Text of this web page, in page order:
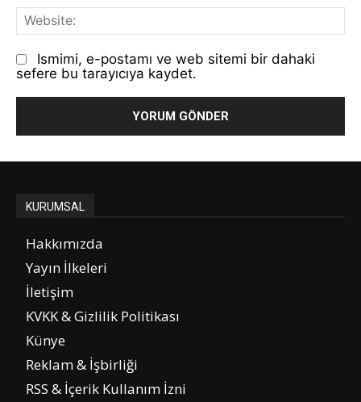
Ismimi, e-postamı ve web sitemi bir dahaki
sefere bu tarayıcıya kaydet.
KURUMSAL
Hakkımızda
Yayın İlkeleri
İletişim
KVKK & Gizlilik Politikası
Künye
Reklam & İşbirliği
RSS & İçerik Kullanım İzni